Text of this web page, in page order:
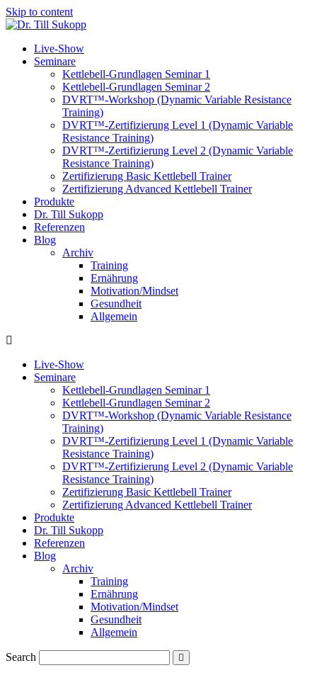
Skip to content
Live-Show
Seminare
Kettlebell-Grundlagen Seminar 1
Kettlebell-Grundlagen Seminar 2
DVRT™-Workshop (Dynamic Variable Resistance
Training)
DVRT™-Zertifizierung Level 1 (Dynamic Variable
Resistance Training)
DVRT™-Zertifizierung Level 2 (Dynamic Variable
Resistance Training)
Zertifizierung Basic Kettlebell Trainer
Zertifizierung Advanced Kettlebell Trainer
Produkte
Dr. Till Sukopp
Referenzen
Blog
Archiv
Training
Ernährung
Motivation/Mindset
Gesundheit
Allgemein
Live-Show
Seminare
Kettlebell-Grundlagen Seminar 1
Kettlebell-Grundlagen Seminar 2
DVRT™-Workshop (Dynamic Variable Resistance
Training)
DVRT™-Zertifizierung Level 1 (Dynamic Variable
Resistance Training)
DVRT™-Zertifizierung Level 2 (Dynamic Variable
Resistance Training)
Zertifizierung Basic Kettlebell Trainer
Zertifizierung Advanced Kettlebell Trainer
Produkte
Dr. Till Sukopp
Referenzen
Blog
Archiv
Training
Ernährung
Motivation/Mindset
Gesundheit
Allgemein
Search